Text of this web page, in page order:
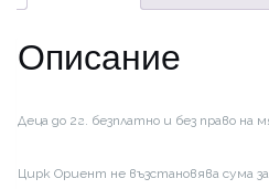
Описание
Деца до 2г. безплатно и без право на
Цирк Ориент не възстановява сума